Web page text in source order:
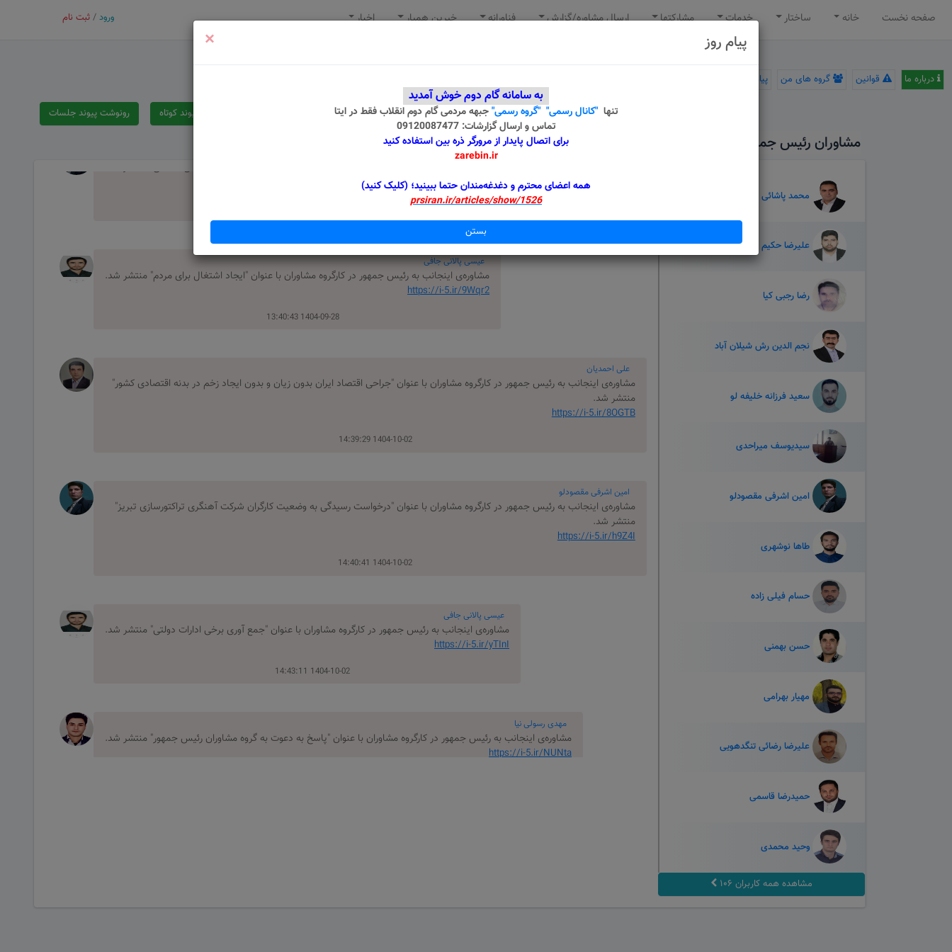
صفحه نخست خانه ساختار خدمات مشارکتها ارسال مشاوره/گزارش فناورانه خیرین همیار اخبار ورود / ثبت نام
درباره ما قوانین گروه های من پیام سامانه
رونوشت پیوند جلسات رونوشت پیوند کوتاه
مشاوران رئیس جمهور
محمد پاشائی
علیرضا حکیم نیا
رضا رجبی کیا
نجم الدین رش شیلان آباد
سعید فرزانه خلیفه لو
سیدیوسف میراحدی
امین اشرفی مقصودلو
طاها نوشهری
حسام فیلی زاده
حسن بهمنی
مهیار بهرامی
علیرضا رضائی تنگدهویی
حمیدرضا قاسمی
وحید محمدی
مشاهده همه کاربران ۱۰۶
مشاوره‌‌ی اینجانب به رئیس جمهور در کارگروه مشاوران با عنوان "وضعیت نابسامان بازار و قیمت کالاهای اساسی" منتشر شد.
https://i-5.ir/fNCar
عیسی پالانی جافی
مشاوره‌‌ی اینجانب به رئیس جمهور در کارگروه مشاوران با عنوان "ایجاد اشتغال برای مردم" منتشر شد.
https://i-5.ir/9Wqr2
1404-09-28 13:40:43
علی احمدیان
مشاوره‌‌ی اینجانب به رئیس جمهور در کارگروه مشاوران با عنوان "جراحی اقتصاد ایران بدون زیان و بدون ایجاد زخم در بدنه اقتصادی کشور"
منتشر شد.
https://i-5.ir/8OGTB
1404-10-02 14:39:29
امین اشرفی مقصودلو
مشاوره‌‌ی اینجانب به رئیس جمهور در کارگروه مشاوران با عنوان "درخواست رسیدگی به وضعیت کارگران شرکت آهنگری تراکتورسازی تبریز"
منتشر شد.
https://i-5.ir/h9Z4I
1404-10-02 14:40:41
عیسی پالانی جافی
مشاوره‌‌ی اینجانب به رئیس جمهور در کارگروه مشاوران با عنوان "جمع آوری برخی ادارات دولتی" منتشر شد.
https://i-5.ir/yTInI
1404-10-02 14:43:11
مهدى رسولى نيا
مشاوره‌‌ی اینجانب به رئیس جمهور در کارگروه مشاوران با عنوان "پاسخ به دعوت به گروه مشاوران رئیس جمهور" منتشر شد.
https://i-5.ir/NUNta
پیام روز ×
به سامانه گام دوم خوش آمدید
تنها"کانال رسمی" "گروه رسمی"جبهه مردمی گام دوم انقلابفقط در ایتا
تماس و ارسال گزارشات: 09120087477
برای اتصال پایدار از مرورگر ذره بین استفاده کنید
zarebin.ir
همه اعضای محترم و دغدغه‌مندان حتما ببینید؛ (کلیک کنید)
prsiran.ir/articles/show/1526
بستن